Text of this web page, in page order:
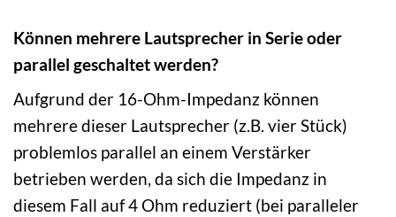
Können mehrere Lautsprecher in Serie oder
parallel geschaltet werden?
Aufgrund der 16-Ohm-Impedanz können
mehrere dieser Lautsprecher (z.B. vier Stück)
problemlos parallel an einem Verstärker
betrieben werden, da sich die Impedanz in
diesem Fall auf 4 Ohm reduziert (bei paralleler